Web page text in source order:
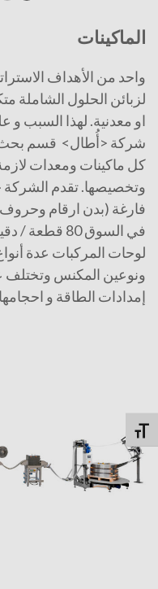
Toggle Font size
الماكينات
واحد من الأهداف
لزبائن الحلول الشاملة
او معدنية. لهذا السبب
شركة <أُطال> قسم بحث
كل ماكينات ومعدات
وتخصيصها. تقدم الشركة
فارغة (بدن ارقام
في السوق 80
لوحات المركبات عدة
ونوعين المكنس وتختلف
إمدادات الطاقة و احجامها